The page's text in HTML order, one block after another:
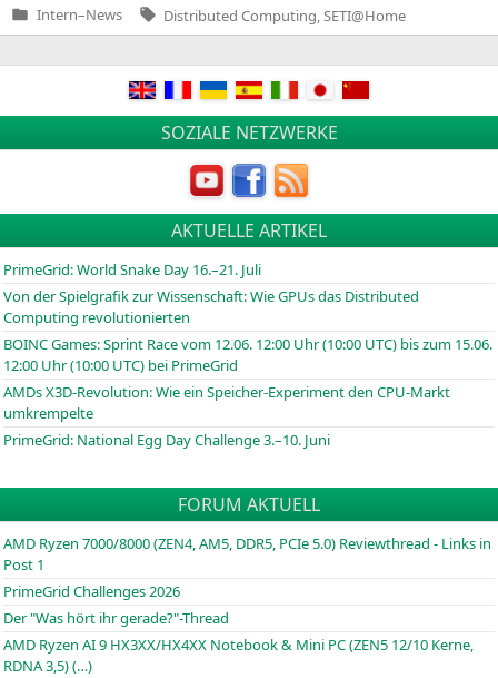
Veröffentlicht
in
Intern–News Tags:
Distributed Computing SETI@Home
SOZIALE NETZWERKE
AKTUELLE ARTIKEL
PrimeGrid: World Snake Day 16.–21. Juli
Von der Spielgrafik zur Wissenschaft: Wie GPUs das Distributed
Computing revolutionierten
BOINCGames: Sprint Race vom 12.06. 12:00 Uhr (10:00 UTC) bis zum 15.06.
12:00 Uhr (10:00 UTC) bei PrimeGrid
AMDs X3D-Revolution: Wie ein Speicher-Experiment den CPU-Markt
umkrempelte
PrimeGrid: National Egg Day Challenge 3.–10. Juni
FORUM AKTUELL
AMD Ryzen 7000/8000 (ZEN4, AM5, DDR5, PCIe 5.0) Reviewthread - Links in
Post 1
PrimeGrid Challenges 2026
Der "Was hört ihr gerade?"-Thread
AMD Ryzen AI 9 HX3XX/HX4XX Notebook & Mini PC (ZEN5 12/10 Kerne,
RDNA 3,5) (…)